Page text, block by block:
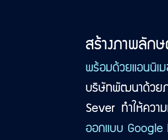
สร้างภาพลัก
พร้อมด้วยแอนนิเ
บริษัทพัฒนาด้วย
Sever ทำให้ควา
ออกแบบ